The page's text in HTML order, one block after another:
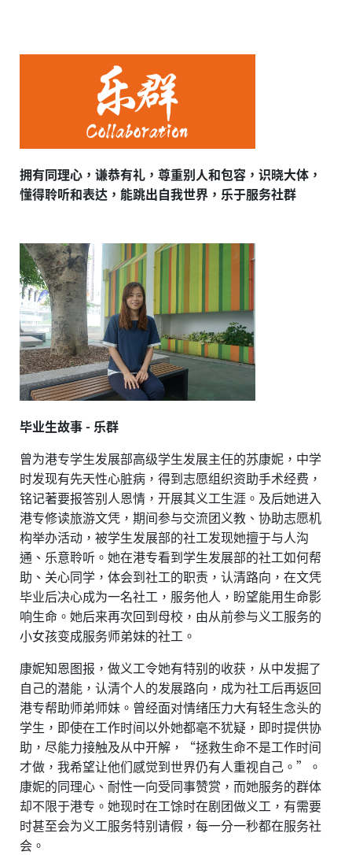
拥有同理心，谦恭有礼，尊重别人和包容，识晓大体，
懂得聆听和表达，能跳出自我世界，乐于服务社群
毕业生故事 - 乐群
曾为港专学生发展部高级学生发展主任的苏康妮，中学
时发现有先天性心脏病，得到志愿组织资助手术经费，
铭记著要报答别人恩情，开展其义工生涯。及后她进入
港专修读旅游文凭，期间参与交流团义教 、协助志愿机
构举办活动，被学生发展部的社工发现她擅于与人沟
通、乐意聆听。她在港专看到学生发展部的社工如何帮
助、关心同学，体会到社工的职责，认清路向，在文凭
毕业后决心成为一名社工，服务他人，盼望能用生命影
响生命。她后来再次回到母校，由从前参与义工服务的
小女孩变成服务师弟妹的社工。
康妮知恩图报，做义工令她有特别的收获，从中发掘了
自己的潜能，认清个人的发展路向，成为社工后再返回
港专帮助师弟师妹。曾经面对情绪压力大有轻生念头的
学生，即使在工作时间以外她都亳不犹疑，即时提供协
助，尽能力接触及从中开解，“拯救生命不是工作时间
才做，我希望让他们感觉到世界仍有人重视自己。”。
康妮的同理心、耐性一向受同事赞赏，而她服务的群体
却不限于港专。她现时在工馀时在剧团做义工，有需要
时甚至会为义工服务特别请假，每一分一秒都在服务社
会。